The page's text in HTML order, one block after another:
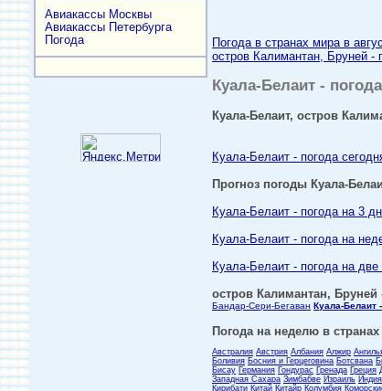
Авиакассы Москвы
Авиакассы Петербурга
Погода
Погода в странах мира в
остров Калимантан, Бруней -
Куала-Белаит -
Куала-Белаит, остров
Куала-Белаит - погода
Прогноз погоды Куала-
Куала-Белаит - погода на 3
Куала-Белаит - погода на
Куала-Белаит - погода на
остров Калимантан, Бруней
Бандар-Сери-Бегаван Куала-Белаит
Погода на неделю в
Австралия Австрия Албания Алжир
Боливия Босния и Герцеговина Ботсвана
Бисау Германия Гондурас Гренада Греция
Западная Сахара Зимбабве Израиль Индия
Кирибати Китай Китайр Колумбия